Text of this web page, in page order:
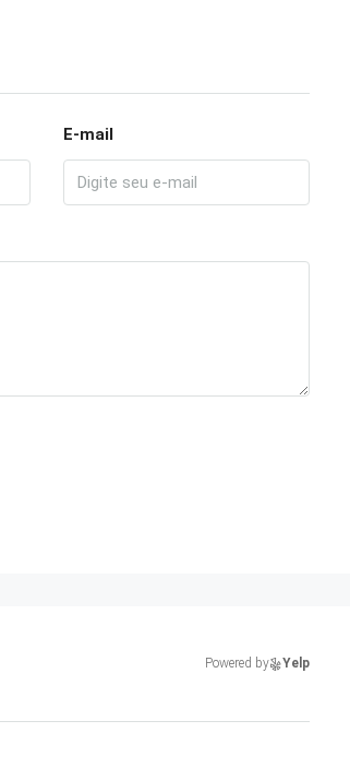
E-mail
Powered by Yelp